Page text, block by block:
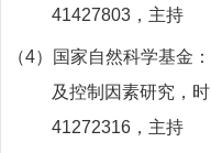
41427803 ，主持
（4）
国家自然科学基金
及控制因素研究，
41272316 ，主持